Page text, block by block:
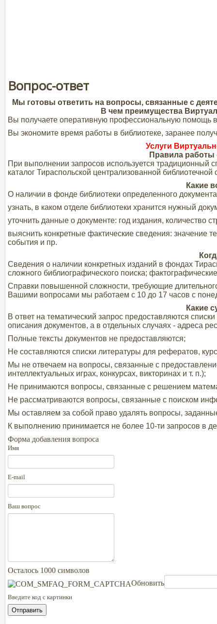
Вопрос-ответ
Мы готовы ответить на вопросы, связанные с
В чем преимущества
Вы получаете оперативную профессиональную помощь
Вы экономите время работы в библиотеке, заранее
Услуги
Правила
При выполнении запросов используется традиционный
каталог Тираспольской централизованной
Какие
О наличии в фонде библиотеки определенного
узнать, в каком отделе библиотеки хранится нужный
уточнить данные о документе: год издания, количество
выяснить конкретные фактические сведения: значение
события и пр.
Сведения о наличии конкретных изданий в фондах
сложного библиографического поиска;
Справки повышенной сложности, требующие
Вашими вопросами мы работаем с 10 до 17 часов с
Какие
В ответ на тематический запрос предоставляются
описания документов, а в отдельных случаях - адреса
Полные тексты документов не предоставляются;
Не составляются списки литературы для рефератов,
Мы не отвечаем на вопросы, связанные с
интеллектуальных играх, конкурсах, викторинах и т. п.);
Не принимаются вопросы, связанные с решением
Не рассматриваются вопросы, связанные с поиском
Мы оставляем за собой право удалять вопросы,
К выполнению принимается не более 10-ти запросов в
Форма добавления вопроса
Имя
E-mail
Ваш вопрос
Осталось 1000 символов
Обновить
Введите код с картинки